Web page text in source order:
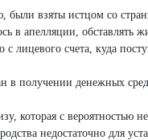
взяты истцом со
в апелляции,
лицевого счета, куда
в получении денежных
которая с
недостаточно для